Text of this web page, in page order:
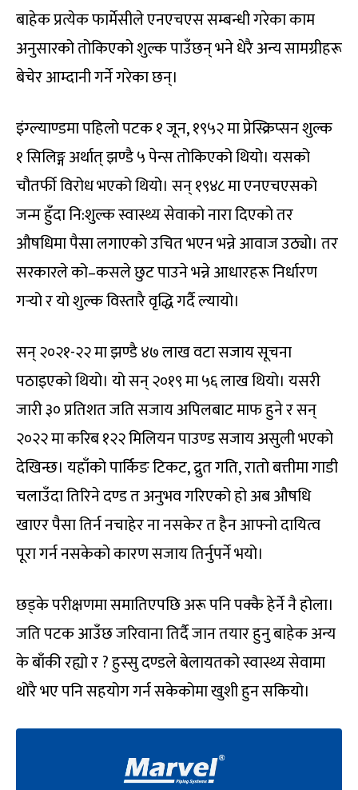
बाहेक प्रत्येक फार्मेसीले एनएचएस सम्बन्धी गरेका काम
अनुसारको तोकिएको शुल्क पाउँछन् भने धेरै अन्य सामग्रीहरू
बेचेर आम्दानी गर्ने गरेका छन्।
इंग्ल्याण्डमा पहिलो पटक १ जून, १९५२ मा प्रेस्क्रिप्सन शुल्क
१ सिलिङ्ग अर्थात् झण्डै ५ पेन्स तोकिएको थियो। यसको
चौतर्फी विरोध भएको थियो। सन् १९४८ मा एनएचएसको
जन्म हुँदा नि:शुल्क स्वास्थ्य सेवाको नारा दिएको तर
औषधिमा पैसा लगाएको उचित भएन भन्ने आवाज उठ्यो। तर
सरकारले को–कसले छुट पाउने भन्ने आधारहरू निर्धारण
गर्‍यो र यो शुल्क विस्तारै वृद्धि गर्दै ल्यायो।
सन् २०२१-२२ मा झण्डै ४७ लाख वटा सजाय सूचना
पठाइएको थियो। यो सन् २०१९ मा ५६ लाख थियो। यसरी
जारी ३० प्रतिशत जति सजाय अपिलबाट माफ हुने र सन्
२०२२ मा करिब १२२ मिलियन पाउण्ड सजाय असुली भएको
देखिन्छ। यहाँको पार्किङ टिकट, द्रुत गति, रातो बत्तीमा गाडी
चलाउँदा तिरिने दण्ड त अनुभव गरिएको हो अब औषधि
खाएर पैसा तिर्न नचाहेर ना नसकेर त हैन आफ्नो दायित्व
पूरा गर्न नसकेको कारण सजाय तिर्नुपर्ने भयो।
छड्के परीक्षणमा समातिएपछि अरू पनि पक्कै हेर्ने नै होला।
जति पटक आउँछ जरिवाना तिर्दै जान तयार हुनु बाहेक अन्य
के बाँकी रह्यो र ? हुस्सु दण्डले बेलायतको स्वास्थ्य सेवामा
थोरै भए पनि सहयोग गर्न सकेकोमा खुशी हुन सकियो।